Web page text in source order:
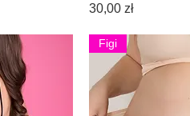
Cena
30,00 zł
Figi